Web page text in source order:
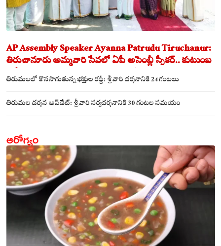
AP Assembly Speaker Ayanna Patrudu Tiruchanur:
తిరుచానూరు అమ్మవారి సేవలో ఏపీ అసెంబ్లీ స్పీకర్.. కుటుంబ
సమేతంగా దర్శించుకున్న అయ్యన్నపాత్రుడు!
తిరుమలలో కొనసాగుతున్న భక్తుల రద్దీ: శ్రీవారి దర్శనానికి 24 గంటలు
తిరుమల దర్శన అప్‌డేట్: శ్రీవారి సర్వదర్శనానికి 30 గంటల సమయం
ఆరోగ్యం